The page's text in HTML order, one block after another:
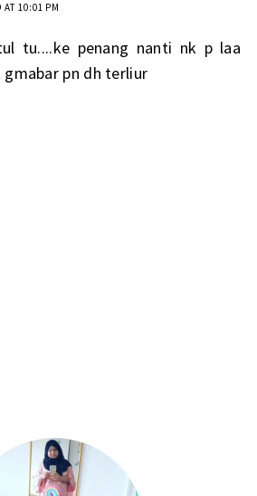
AT 10:01 PM
tu....ke penang nanti nk p laa
pn dh terliur